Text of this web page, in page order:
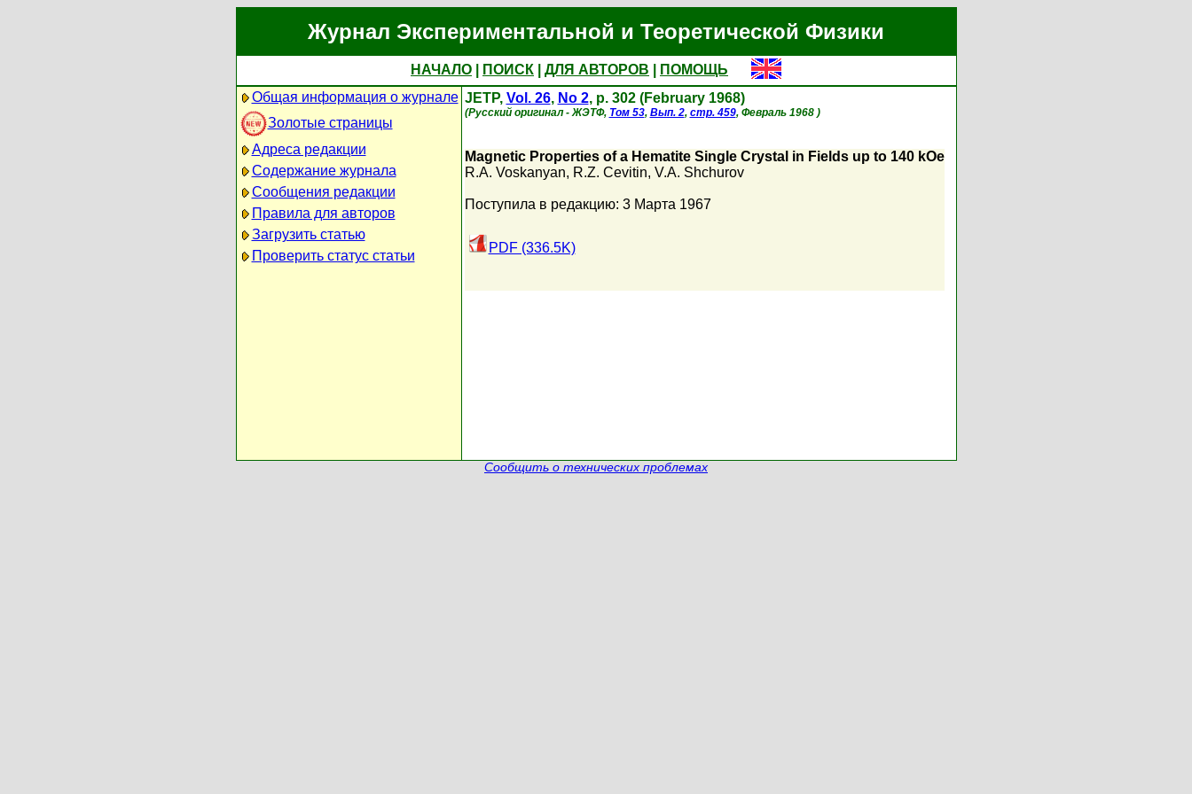
Журнал Экспериментальной и Теоретической Физики
НАЧАЛО ПОИСК ДЛЯ АВТОРОВ
ПОМОЩЬ
Общая информация о журнале
Золотые страницы
Адреса редакции
Содержание журнала
Сообщения редакции
Правила для авторов
Загрузить статью
Проверить статус статьи
JETP, Vol. 26, No 2, p. 302 (February 1968)
(Русский оригинал - ЖЭТФ, Том 53, Вып. 2, стр. 459, Февраль 1968 )
Magnetic Properties of a Hematite Single Crystal in Fields up to 140 kOe
R.A. Voskanyan, R.Z. Cevitin, V.A. Shchurov
Поступила в редакцию: 3 Марта 1967
PDF (336.5K)
Сообщить о технических проблемах